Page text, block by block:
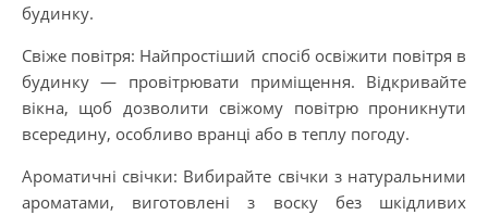
будинку.
Свіже повітря: Найпростіший спосіб освіжити повітря в
будинку — провітрювати приміщення. Відкривайте
вікна, щоб дозволити свіжому повітрю проникнути
всередину, особливо вранці або в теплу погоду.
Ароматичні свічки: Вибирайте свічки з натуральними
ароматами, виготовлені з воску без шкідливих